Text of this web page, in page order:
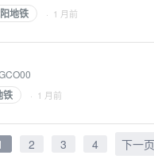
地铁 · 1 月前
铁 · 1 月前
2 3 4 下一页